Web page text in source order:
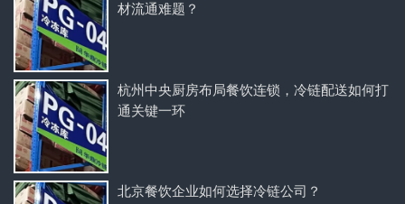
材流通难题？
杭州中央厨房布局餐饮连锁，冷链配送如何打
通关键一环
北京餐饮企业如何选择冷链公司？